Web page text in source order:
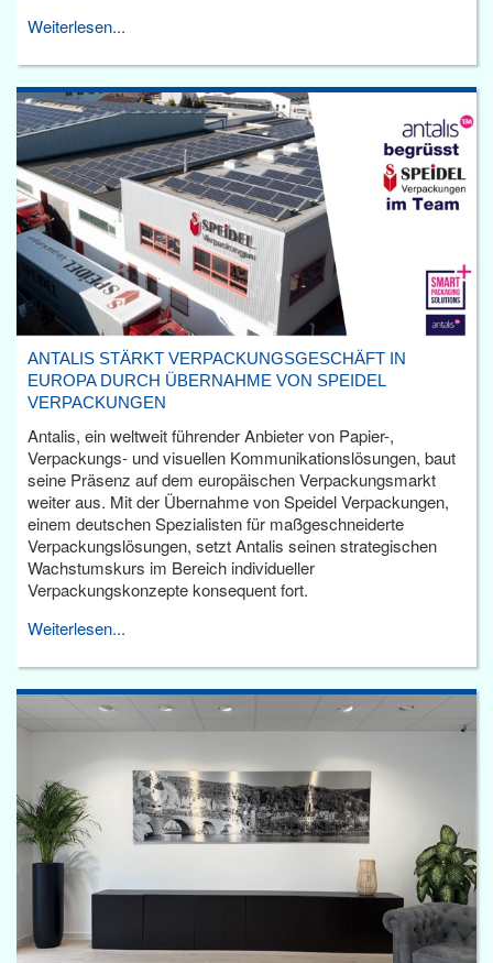
Weiterlesen...
ANTALIS STÄRKT VERPACKUNGSGESCHÄFT IN
EUROPA DURCH ÜBERNAHME VON SPEIDEL
VERPACKUNGEN
Antalis, ein weltweit führender Anbieter von Papier-,
Verpackungs- und visuellen Kommunikationslösungen, baut
seine Präsenz auf dem europäischen Verpackungsmarkt
weiter aus. Mit der Übernahme von Speidel Verpackungen,
einem deutschen Spezialisten für maßgeschneiderte
Verpackungslösungen, setzt Antalis seinen strategischen
Wachstumskurs im Bereich individueller
Verpackungskonzepte konsequent fort.
Weiterlesen...